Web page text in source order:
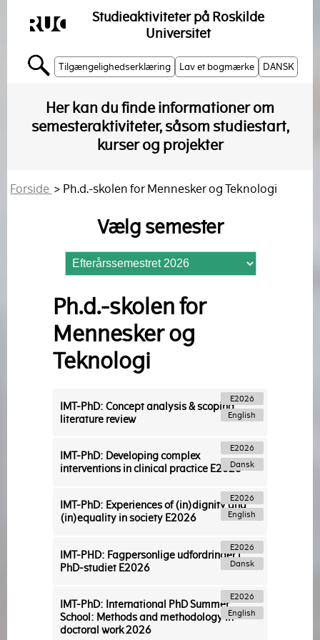
Studieaktiviteter på Roskilde
Universitet
Tilgængelighedserklæring Lav et bogmærke DANSK
Her kan du finde informationer om
semesteraktiviteter, såsom studiestart,
kurser og projekter
Forside > Ph.d.-skolen for Mennesker og Teknologi
Vælg semester
Ph.d.-skolen for
Mennesker og
Teknologi
IMT-PhD: Concept analysis & scoping
literature review
E2026
English
IMT-PhD: Developing complex
interventions in clinical practice E2026
E2026
Dansk
IMT-PhD: Experiences of (in)dignity and
(in)equality in society E2026
E2026
English
IMT-PHD: Fagpersonlige udfordringer i
PhD-studiet E2026
E2026
Dansk
IMT-PhD: International PhD Summer
School: Methods and methodology in
doctoral work 2026
E2026
English